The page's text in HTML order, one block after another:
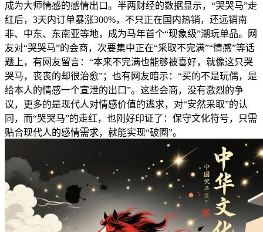
成为大师情感的感情出口。半两财经的数据显示，“哭哭马”走
红后，3天内订单暴涨300%，不只正在国内热销，还远销南
非、中东、东南亚等地，成为马年首个“现象级”潮玩单品。网
友对“哭哭马”的会商，次要集中正在“采取不完满”“情感”等话
题上，有网友留言：“本来不完满也能够被喜好，就像这只哭
哭马，丧丧的却很治愈”；也有网友暗示：“买的不是玩偶，是
给本人的情感一个宣泄的出口”。这些会商，没有激烈的争
议，更多的是现代人对情感价值的逃求，对“安然采取”的认
同，而“哭哭马”的走红，也刚好印证了：保守文化符号，只需
贴合现代人的感情需求，就能实现“破圈”。